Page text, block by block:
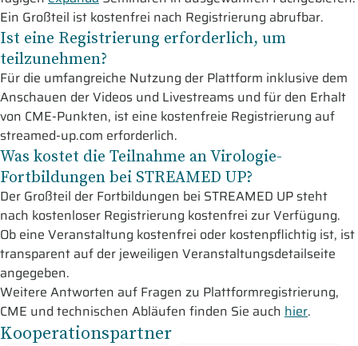
Ein Großteil ist kostenfrei nach Registrierung abrufbar.
Ist eine Registrierung erforderlich, um
teilzunehmen?
Für die umfangreiche Nutzung der Plattform inklusive dem
Anschauen der Videos und Livestreams und für den Erhalt
von CME-Punkten, ist eine kostenfreie Registrierung auf
streamed-up.com erforderlich.
Was kostet die Teilnahme an Virologie-
Fortbildungen bei STREAMED UP?
Der Großteil der Fortbildungen bei STREAMED UP steht
nach kostenloser Registrierung kostenfrei zur Verfügung.
Ob eine Veranstaltung kostenfrei oder kostenpflichtig ist, ist
transparent auf der jeweiligen Veranstaltungsdetailseite
angegeben.
Weitere Antworten auf Fragen zu Plattformregistrierung,
CME und technischen Abläufen finden Sie auch hier.
Kooperationspartner